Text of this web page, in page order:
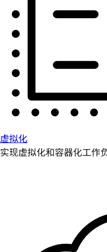
虚拟化
实现虚拟化和容器化工作